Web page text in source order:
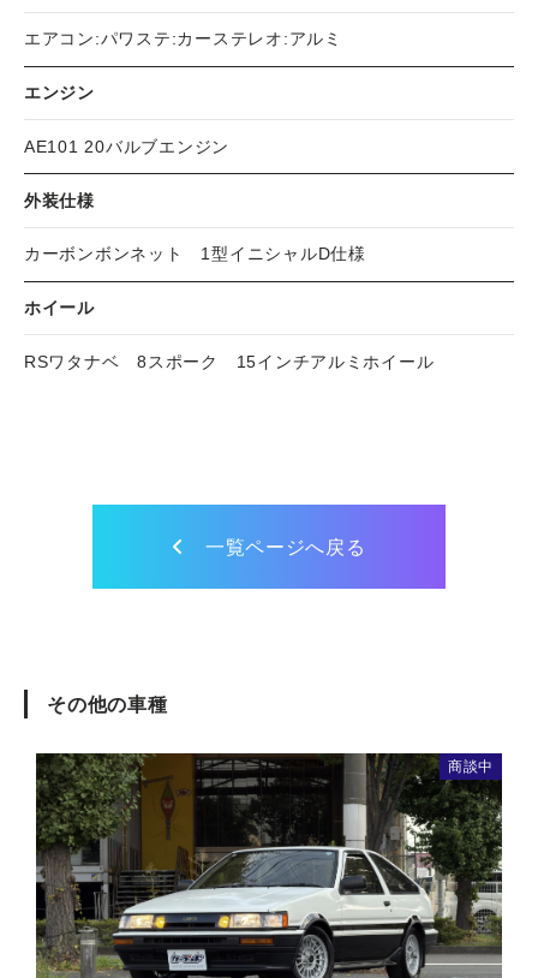
エアコン:パワステ:カーステレオ:アルミ
エンジン
AE101 20バルブエンジン
外装仕様
カーボンボンネット 1型イニシャルD仕様
ホイール
RSワタナベ 8スポーク 15インチアルミホイール
一覧ページへ戻る
その他の車種
商談中